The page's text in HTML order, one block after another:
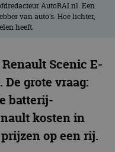
AutoRAI.nl. Een
van auto’s. Hoe lichter,
heeft.
Scenic E-
grote vraag:
batterij-
kosten in
op een rij.